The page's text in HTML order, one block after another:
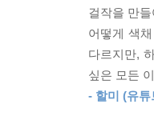
여러 시점
구사마 야
관계 등 괴
야요이에게
폭력에서
걸작을 만
어떻게 색
다르지만,
싶은 모든
- 할미 (유튜